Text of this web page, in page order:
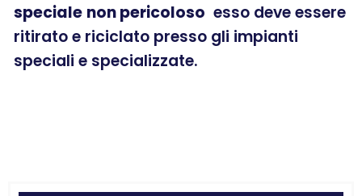
speciale non pericoloso esso deve essere
ritirato e riciclato presso gli impianti
speciali e specializzate.